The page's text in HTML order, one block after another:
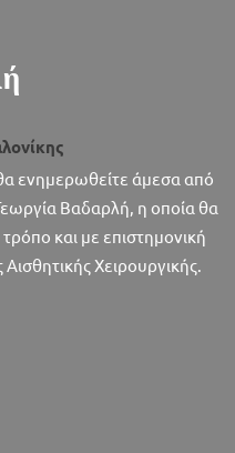
ενημερωθείτε άμεσα από
Βαδαρλή, η οποία θα
και με επιστημονική
Αισθητικής Χειρουργικής.